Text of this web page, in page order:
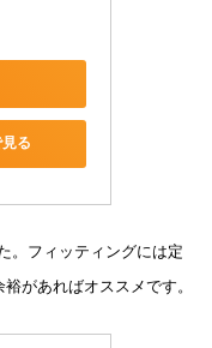
る
。フィッティングには定
があればオススメです。